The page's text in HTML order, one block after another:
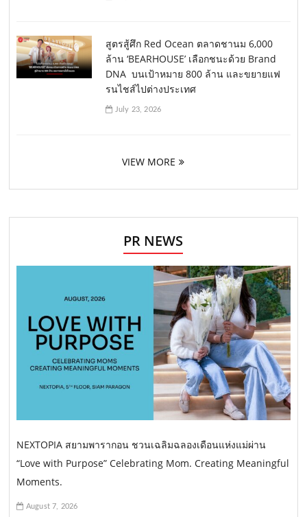
สูตรสู้ศึก Red Ocean ตลาดชานม 6,000
ล้าน ‘BEARHOUSE’ เลือกชนะด้วย Brand
DNA บนเป้าหมาย 800 ล้าน และขยายแฟ
รนไชส์ไปต่างประเทศ
July 23, 2026
VIEW MORE
PR NEWS
NEXTOPIA สยามพารากอน ชวนเฉลิมฉลองเดือนแห่งแม่ผ่าน
“Love with Purpose” Celebrating Mom. Creating Meaningful
Moments.
August 7, 2026